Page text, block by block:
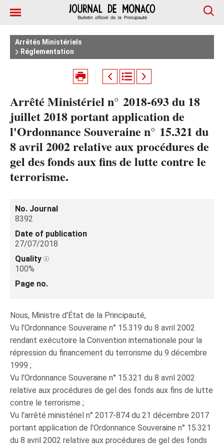
Arrêtés Ministériels
Réglementation
Arrêté Ministériel n° 2018-693 du 18
juillet 2018 portant application de
l'Ordonnance Souveraine n° 15.321 du
8 avril 2002 relative aux procédures de
gel des fonds aux fins de lutte contre le
terrorisme.
No. Journal
8392
Date of publication
27/07/2018
Quality
100%
Page no.
Nous, Ministre d'État de la Principauté,
Vu l'Ordonnance Souveraine n° 15.319 du 8 avril 2002
rendant exécutoire la Convention internationale pour la
répression du financement du terrorisme du 9 décembre
1999 ;
Vu l'Ordonnance Souveraine n° 15.321 du 8 avril 2002
relative aux procédures de gel des fonds aux fins de lutte
contre le terrorisme ;
Vu l'arrêté ministériel n° 2017-874 du 21 décembre 2017
portant application de l'Ordonnance Souveraine n° 15.321
du 8 avril 2002 relative aux procédures de gel des fonds